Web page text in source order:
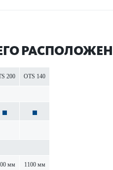
200 OTS 140
мм 1100 мм